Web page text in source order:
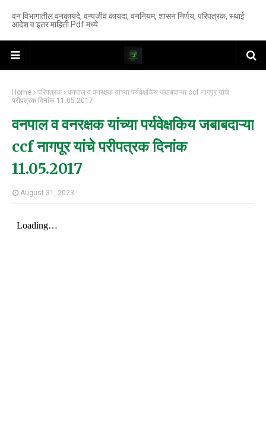
वन विभागातील वनकायदे, वन्यजीव कायदा, वननियम, शासन निर्णय, परिपत्रक, स्थाई
आदेश व इतर माहिती Pdf मध्ये
Home परिपत्रक
वनपाल व वनरक्षक यांच्या पर्यवेक्षकिय जबाबदाऱ्या ccf नागपूर यांचे
परीपत्रक दिनांक 11.05.2017
वनपाल व वनरक्षक यांच्या पर्यवेक्षकिय जबाबदाऱ्या
ccf नागपूर यांचे परीपत्रक दिनांक
11.05.2017
August 31, 2023